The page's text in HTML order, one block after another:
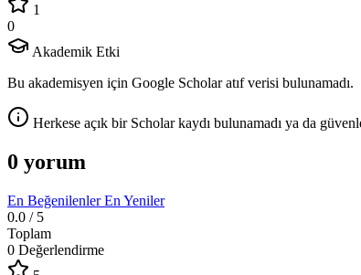
1
0
Akademik Etki
Bu akademisyen için Google Scholar atıf verisi bulunamadı.
Herkese açık bir Scholar kaydı bulunamadı ya da
0 yorum
En BeğenilenlerEn Yeniler
0.0 / 5
Toplam
0 Değerlendirme